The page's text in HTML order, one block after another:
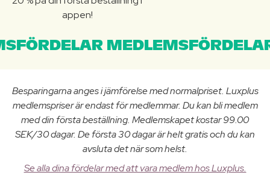
appen!
Besparingarna anges i jämförelse med normalpriset. Luxplus
medlemspriser är endast för medlemmar. Du kan bli medlem
med din första beställning. Medlemskapet kostar 99.00
SEK/30 dagar. De första 30 dagar är helt gratis och du kan
avsluta det när som helst.
Se alla dina fördelar med att vara medlem hos Luxplus.